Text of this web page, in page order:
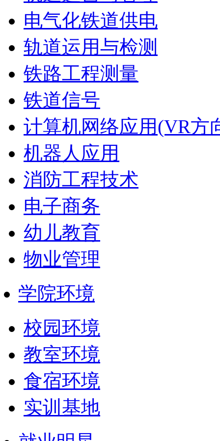
电气化铁道供电
轨道运用与检测
铁路工程测量
铁道信号
计算机网络应用(VR方
机器人应用
消防工程技术
电子商务
幼儿教育
物业管理
学院环境
校园环境
教室环境
食宿环境
实训基地